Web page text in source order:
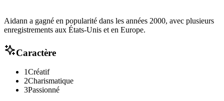
Aidann a gagné en popularité dans les années 2000, avec plusieurs
enregistrements aux États-Unis et en Europe.
Caractère
1Créatif
2Charismatique
3Passionné